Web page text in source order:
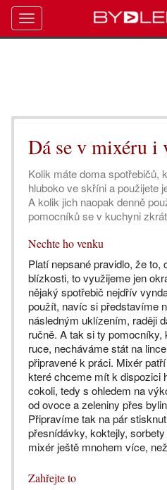
Dá se v mixéru i
Kolik máte doma spotřebičů,
hluboko ve skříni a použijete
A kolik jich naopak denně
pomocníků se v kuchyni
Nechte ho venku
Platí nepsané pravidlo, že to,
blízkosti, to využijeme jen
nějaký spotřebič nejdřív
použít, navíc si představíme
následným uklízením, raději
ručně. A tak si ty
ruce, necháváme stát na
připravené k práci. Mixér
které chceme mít k dispozici
cokoli, tedy s ohledem na
od ovoce a zeleniny přes
Připravíme tak na pár
přesnídávky, koktejly,
mixér ještě mnohem více,
Zahřejte to
Toggle
navigation